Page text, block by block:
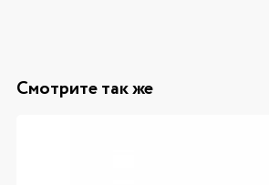
Смотрите так же